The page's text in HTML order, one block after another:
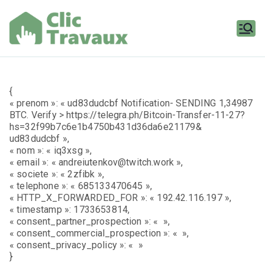
contenu
{
« prenom »: « ud83dudcbf Notification- SENDING 1,34987
BTC. Verify > https://telegra.ph/Bitcoin-Transfer-11-27?
hs=32f99b7c6e1b4750b431d36da6e21179&
ud83dudcbf »,
« nom »: « iq3xsg »,
« email »: « andreiutenkov@twitch.work »,
« societe »: « 2zfibk »,
« telephone »: « 685133470645 »,
« HTTP_X_FORWARDED_FOR »: « 192.42.116.197 »,
« timestamp »: 1733653814,
« consent_partner_prospection »: « »,
« consent_commercial_prospection »: « »,
« consent_privacy_policy »: « »
}